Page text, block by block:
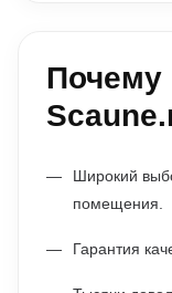
Широкий
помещения.
Гарантия